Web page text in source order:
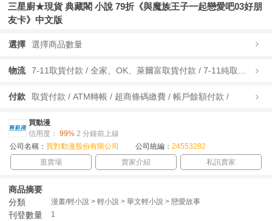
三星廚★現貨 典藏閣 小說 79折《與魔族王子一起戀愛吧03好朋
友卡》中文版
選擇 選擇商品數量
物流
付款 取貨付款 / ATM轉帳 / 超商條碼繳費 / 帳戶餘額付款 /
買動漫
信用度： 99% 2 分鐘前上線
公司名稱： 買對動漫股份有限公司 公司統編： 24553282
逛賣場
賣家介紹 私訊賣家
商品摘要
分類
漫畫/輕小說 > 輕小說 > 華文輕小說 > 戀愛故事
刊登數量 1